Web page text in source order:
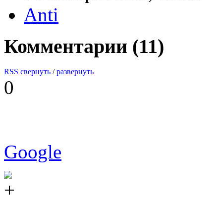
Anti
Комментарии (11)
RSS свернуть /развернуть
0
Google